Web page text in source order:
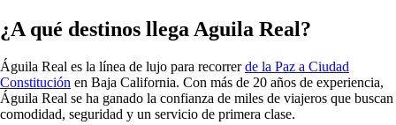
¿A qué destinos llega Aguila Real?
Águila Real es la línea de lujo para recorrerde la Paz a Ciudad
Constitución en Baja California. Con más de 20 años de experiencia,
Águila Real se ha ganado la confianza de miles de viajeros que buscan
comodidad, seguridad y un servicio de primera clase.